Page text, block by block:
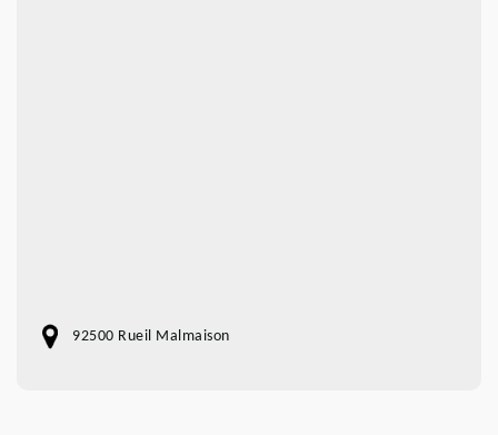
92500 Rueil Malmaison